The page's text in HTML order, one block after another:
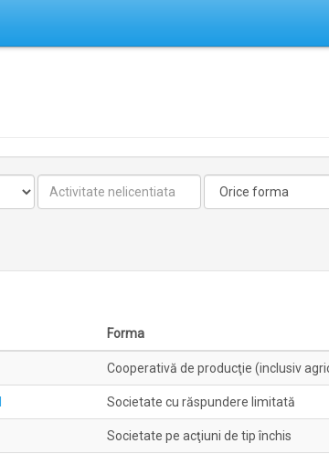
nelicentiata
Forma
Cooperativă de producţie (inclusiv
Societate cu răspundere limitată
Societate pe acţiuni de tip închis